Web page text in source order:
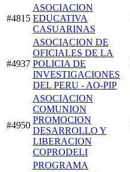
#4815
ASOCIACION
EDUCATIVA
CASUARINAS
#4937
ASOCIACION DE
OFICIALES DE LA
POLICIA DE
INVESTIGACIONES
DEL PERU - AO-PIP
#4950
ASOCIACION
COMUNION
PROMOCION
DESARROLLO Y
LIBERACION
COPRODELI
PROGRAMA